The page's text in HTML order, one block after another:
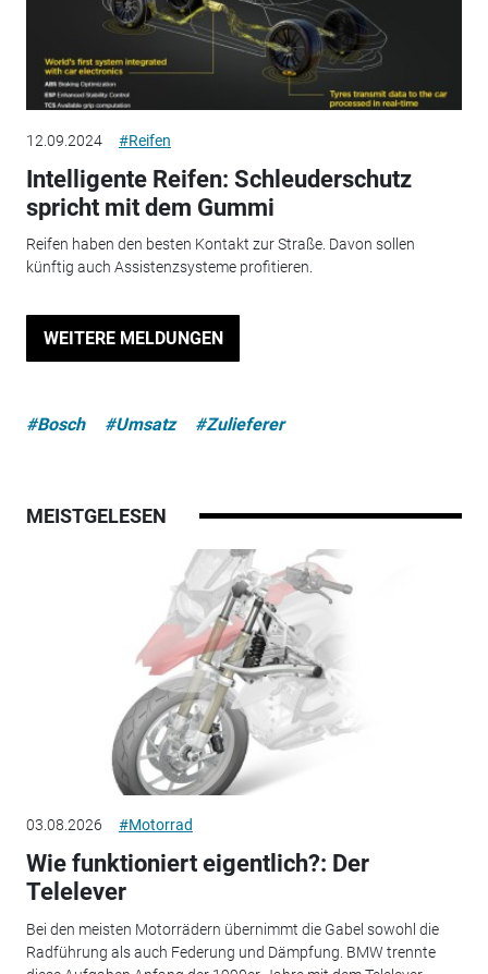
12.09.2024 #Reifen
Intelligente Reifen: Schleuderschutz
spricht mit dem Gummi
Reifen haben den besten Kontakt zur Straße. Davon sollen
künftig auch Assistenzsysteme profitieren.
WEITERE MELDUNGEN
#Bosch #Umsatz #Zulieferer
MEISTGELESEN
03.08.2026 #Motorrad
Wie funktioniert eigentlich?: Der
Telelever
Bei den meisten Motorrädern übernimmt die Gabel sowohl die
Radführung als auch Federung und Dämpfung. BMW trennte